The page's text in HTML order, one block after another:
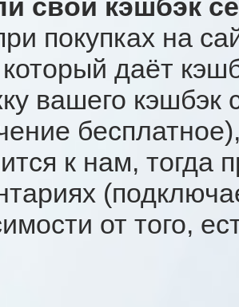
свой кэшбэк
покупках на
даёт
вашего кэшбэк
к нам, тогда
от того,